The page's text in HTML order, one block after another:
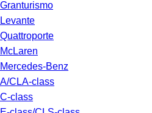
Granturismo
Levante
Quattroporte
McLaren
Mercedes-Benz
A/CLA-class
C-class